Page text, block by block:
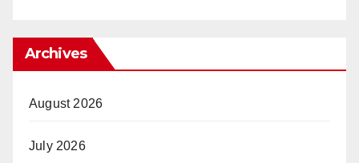
Archives
August 2026
July 2026